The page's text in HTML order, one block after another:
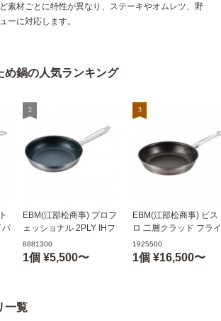
素材ごとに特性が異なり、ステーキやオムレツ、野
ーに対応します。
め鍋の人気ランキング
パ
EBM(江部松商事) プロフ
ェッショナル 2PLY IHフ
ライパン 9吋
(φ220xH47mm)
8881300
8881300
1個 ¥5,500〜
EBM(江部松商事) ビス
ロ 二層クラッド フラ
ン 33cm(アルミ/ステ
(φ330xH65mm)
1925500
1925500
1個 ¥16,500〜
一覧